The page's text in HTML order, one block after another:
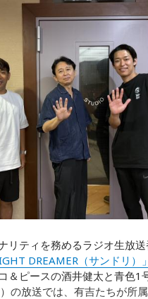
リティを務めるラジオ生放送
DREAMER（サンドリ）」
＆ピースの酒井健太と青色1
の放送では、有吉たちが所